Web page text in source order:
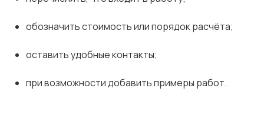
обозначить стоимость или порядок расчёта;
оставить удобные контакты;
при возможности добавить примеры работ.